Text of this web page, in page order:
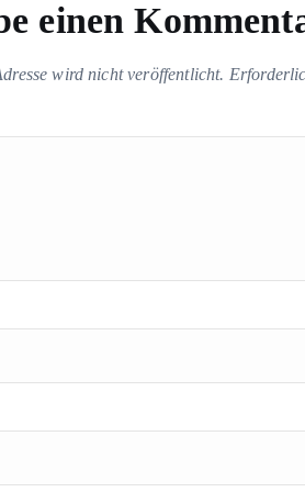
einen
wird nicht veröffentlicht.